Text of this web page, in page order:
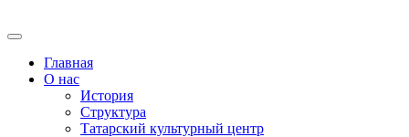
Главная
О нас
История
Структура
Татарский культурный центр